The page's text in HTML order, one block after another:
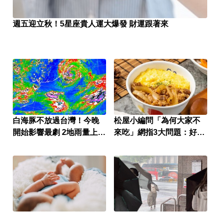
週五迎立秋！5星座貴人運大爆發 財運跟著來
白海豚不放過台灣！今晚
開始影響最劇 2地雨量上看
松屋小編問「為何大家不
來吃」網指3大問題：好牌